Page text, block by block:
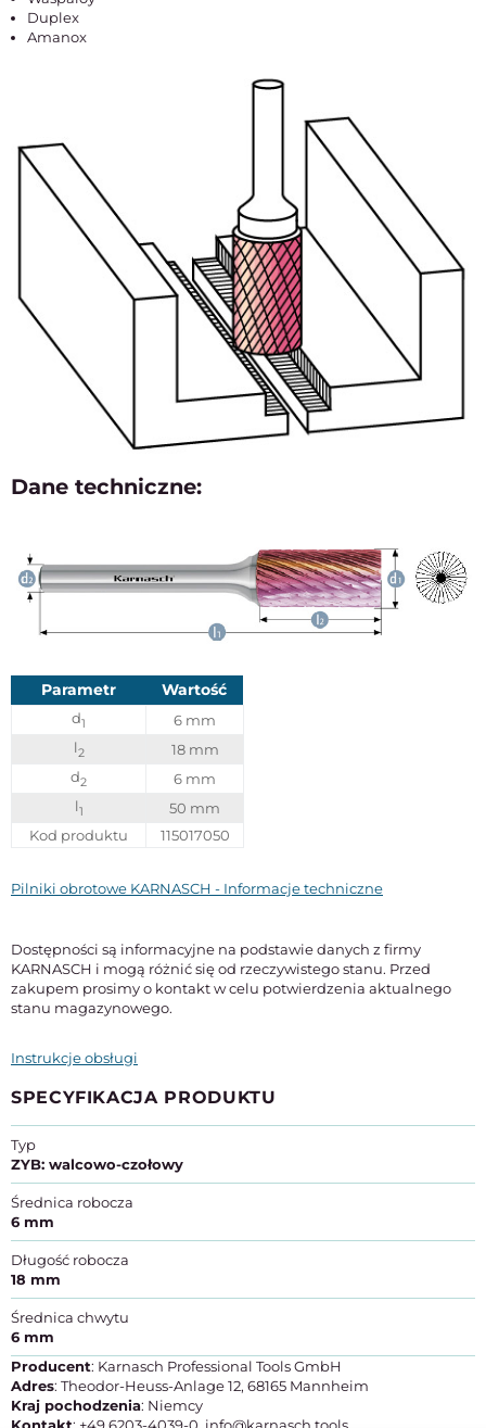
Duplex
Amanox
Dane techniczne:
Parametr Wartość
d1
6 mm
l2
18 mm
d2
6 mm
l1
50 mm
Kod produktu
115017050
Pilniki obrotowe KARNASCH - Informacje techniczne
Dostępności są informacyjne na podstawie danych z firmy
KARNASCH i mogą różnić się od rzeczywistego stanu. Przed
zakupem prosimy o kontakt w celu potwierdzenia aktualnego
stanu magazynowego.
Instrukcje obsługi
SPECYFIKACJA PRODUKTU
Typ
ZYB: walcowo-czołowy
Średnica robocza
6 mm
Długość robocza
18 mm
Średnica chwytu
6 mm
Producent: Karnasch Professional Tools GmbH
Adres: Theodor-Heuss-Anlage 12, 68165 Mannheim
Kraj pochodzenia: Niemcy